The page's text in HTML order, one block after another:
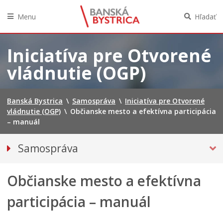
obsah
Menu Hľadať
Iniciatíva pre Otvorené
vládnutie (OGP)
Banská Bystrica \ Samospráva \ Iniciatíva pre Otvorené
vládnutie (OGP) \ Občianske mesto a efektívna participácia
– manuál
Samospráva
Referendum 2026
Hlavný kontrolór mesta
Občianske mesto a efektívna
participácia – manuál